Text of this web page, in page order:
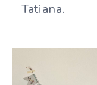
Tatiana.